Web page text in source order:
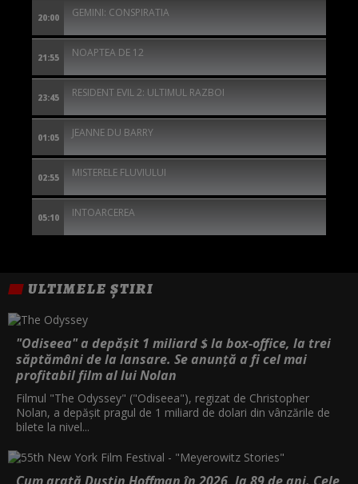
20:00 GEMINI: CONSPIRATIA
21:55 NOAPTEA DE 12
23:45 RESIDENT EVIL 2: ULTIMUL RAZBOI
01:05 JEANNE DU BARRY
02:55 MISTERELE FLUVIULUI
05:10 INTOARCEREA
ULTIMELE ȘTIRI
"Odiseea" a depășit 1 miliard $ la box-office, la trei
săptămâni de la lansare. Se anunță a fi cel mai
profitabil film al lui Nolan
Filmul "The Odyssey" ("Odiseea"), regizat de Christopher
Nolan, a depăşit pragul de 1 miliard de dolari din vânzările de
bilete la nivel...